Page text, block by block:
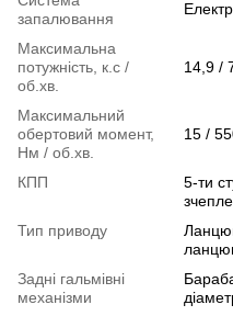
запалювання
Максимальна
потужність, к.с /
об.хв.
14,9 /
Максимальний
обертовий момент,
Нм / об.хв.
15 /
КПП
5-ти
Тип приводу
Задні гальмівні
механізми